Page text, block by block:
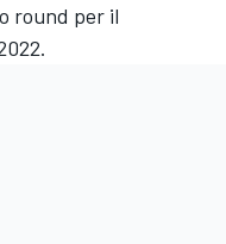
round per il